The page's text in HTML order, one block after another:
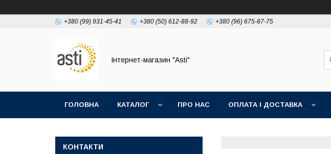
+380 (99) 931-45-41 +380 (50) 612-88-92 +380 (96) 675-87-75
Інтернет-магазин "Asti"
ГОЛОВНА КАТАЛОГ ПРО НАС ОПЛАТА І ДОСТАВКА
КОНТАКТИ